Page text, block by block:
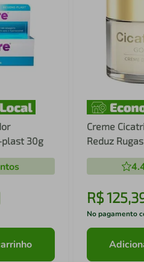
plast 30g
Creme
Reduz
Diurno
R$125,
No pagamento